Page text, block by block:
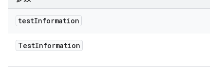
testInformation
TestInformation